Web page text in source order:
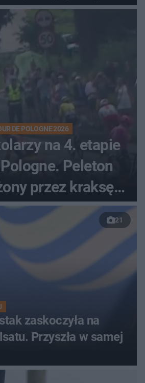
boju
DE POLOGNE 2026
na 4. etapie
Peleton
przez kraksę
Karpaczem
21
zaskoczyła na
Przyszła w samej